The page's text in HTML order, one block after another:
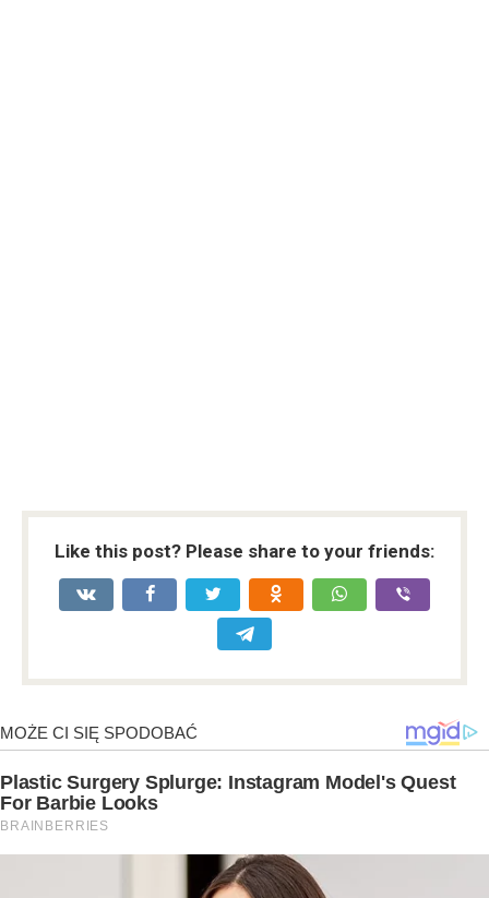
Like this post? Please share to your friends: